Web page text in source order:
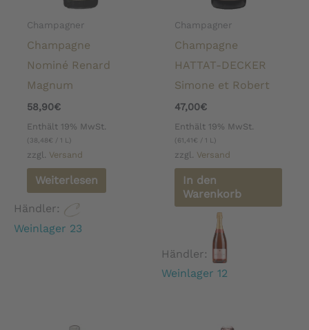
Champagner
Champagne
Nominé Renard
Magnum
58,90€
Enthält 19% MwSt.
(38,48€ / 1 L)
zzgl. Versand
Weiterlesen
Händler:
Weinlager 23
Champagner
Champagne
HATTAT-DECKER
Simone et Robert
47,00€
Enthält 19% MwSt.
(61,41€ / 1 L)
zzgl. Versand
In den
Warenkorb
Händler:
Weinlager 12